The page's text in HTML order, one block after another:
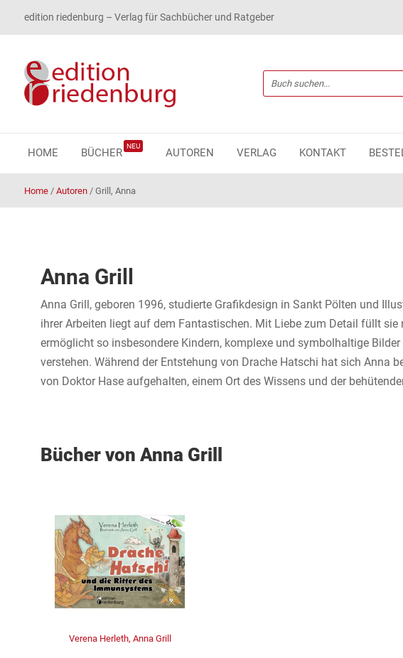
edition riedenburg – Verlag für Sachbücher und Ratgeber
HOME BÜCHER
NEU
AUTOREN VERLAG KONTAKT
Home/ Autoren/ Grill, Anna
Anna Grill
Anna Grill, geboren 1996, studierte Grafikdesign in Sankt Pölten und
ihrer Arbeiten liegt auf dem Fantastischen. Mit Liebe zum Detailfüllt sie
ermöglicht so insbesondere Kindern, komplexe und symbolhaltige
verstehen. Während der Entstehung von Drache Hatschi hat sich Anna
von Doktor Hase aufgehalten, einem Ort des Wissens und der
Bücher von Anna Grill
Verena Herleth, Anna Grill